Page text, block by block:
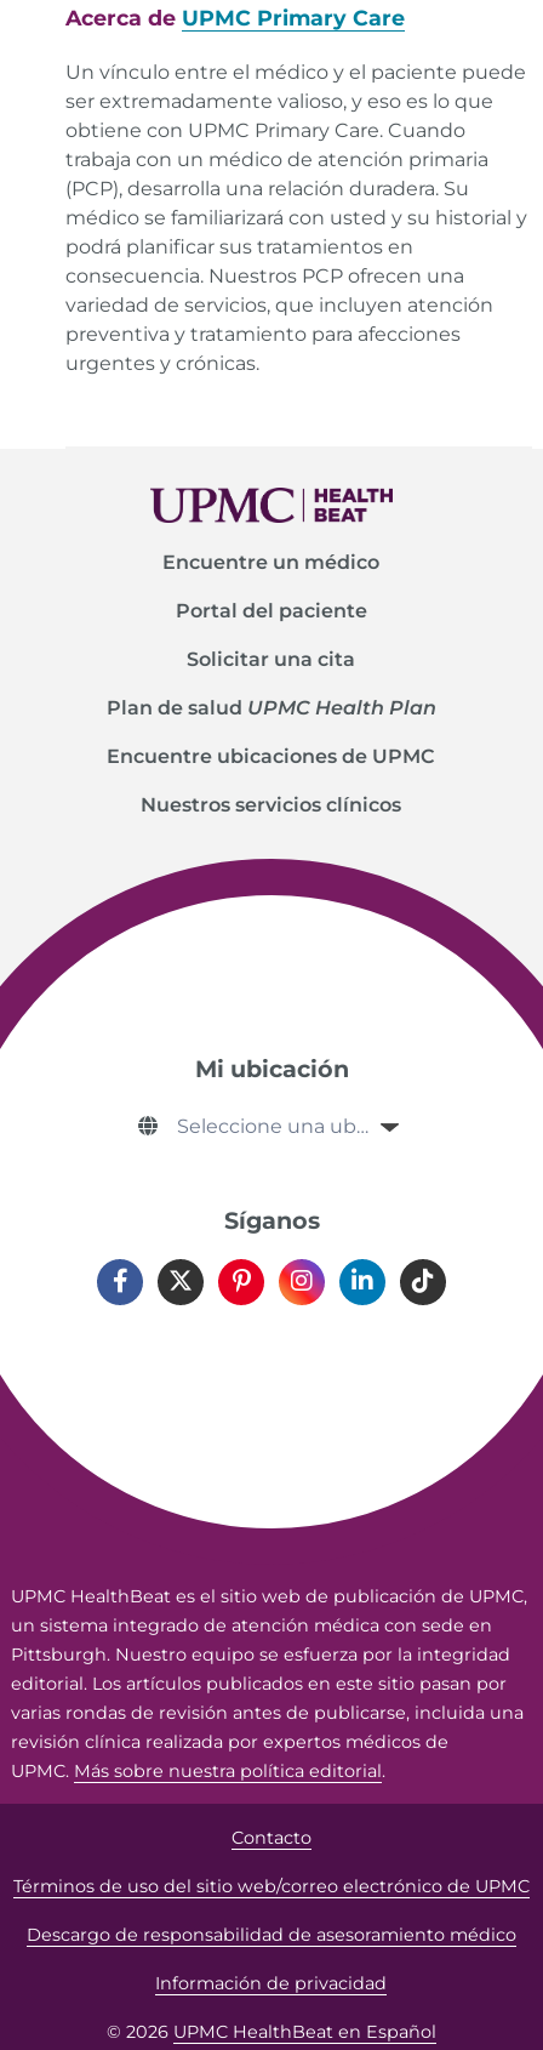
Acute Migraine. Centers for Disease Control and
Acerca de UPMC Primary Care
Un vínculo entre el médico y el paciente puede
ser extremadamente valioso, y eso es lo que
obtiene con UPMC Primary Care. Cuando
trabaja con un médico de atención primaria
(PCP), desarrolla una relación duradera. Su
médico se familiarizará con usted y su historial y
podrá planificar sus tratamientos en
consecuencia. Nuestros PCP ofrecen una
variedad de servicios, que incluyen atención
preventiva y tratamiento para afecciones
urgentes y crónicas.
Encuentre un médico
Portal del paciente
Solicitar una cita
Plan de salud UPMC Health Plan
Encuentre ubicaciones de UPMC
Nuestros servicios clínicos
Mi ubicación
Síganos
UPMC HealthBeat es el sitio web de publicación de UPMC,
un sistema integrado de atención médica con sede en
Pittsburgh. Nuestro equipo se esfuerza por la integridad
editorial. Los artículos publicados en este sitio pasan por
varias rondas de revisión antes de publicarse, incluida una
revisión clínica realizada por expertos médicos de
UPMC. Más sobre nuestra política editorial.
Contacto
Términos de uso del sitio web/correo electrónico de UPMC
Descargo de responsabilidad de asesoramiento médico
Información de privacidad
© 2026 UPMC HealthBeat en Español